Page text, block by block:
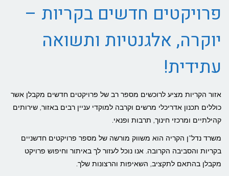
פרויקטים חדשים בקריות –
יוקרה, אלגנטיות ותשואה
עתידית!
אזור הקריות מציע לרוכשים מספר רב של פרויקטים חדשים מקבלן אשר
כוללים תכנון אדריכלי מרשים וקרבה למוקדי עניין רבים באזור, שירותים
קהילתיים ומרכזי חינוך, תרבות ופנאי.
משרד נדל"ן הקריה הוא משווק מורשה של מספר פרויקטים חדשניים
בקריות והסביבה הקרובה. אנו נוכל לעזור לך באיתור וחיפוש פרויקט
מקבלן בהתאם לתקציב, השאיפות והרצונות שלך.